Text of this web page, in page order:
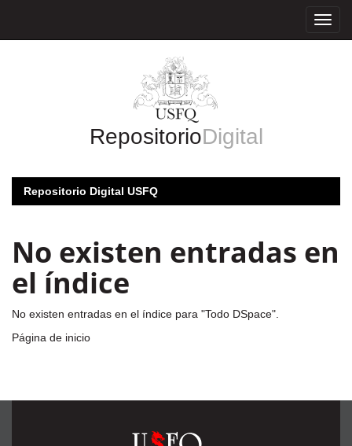
RepositorioDigital
Repositorio Digital USFQ
No existen entradas en
el índice
No existen entradas en el índice para "Todo DSpace".
Página de inicio